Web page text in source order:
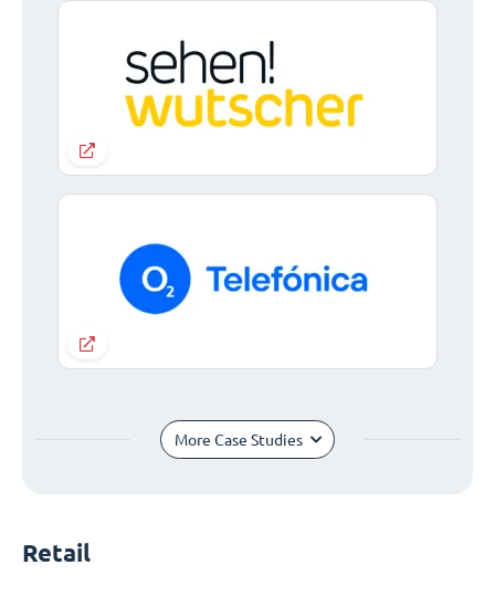
More Case Studies
Retail